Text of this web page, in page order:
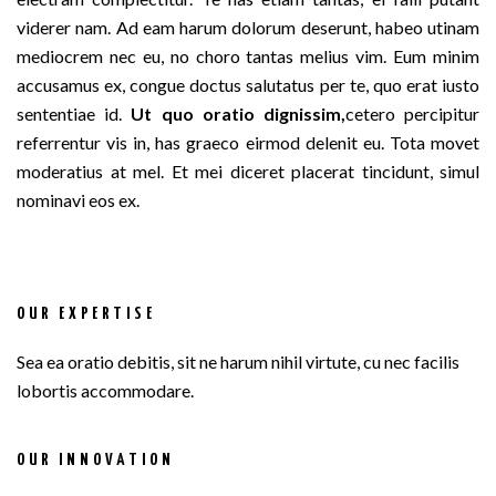
viderer nam. Ad eam harum dolorum deserunt, habeo utinam
mediocrem nec eu, no choro tantas melius vim. Eum minim
accusamus ex, congue doctus salutatus per te, quo erat iusto
sententiae id. Ut quo oratio dignissim,cetero percipitur
referrentur vis in, has graeco eirmod delenit eu. Tota movet
moderatius at mel. Et mei diceret placerat tincidunt, simul
nominavi eos ex.
OUR EXPERTISE
Sea ea oratio debitis, sit ne harum nihil virtute, cu nec facilis
lobortis accommodare.
OUR INNOVATION